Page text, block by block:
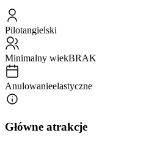
Pilotangielski
Minimalny wiekBRAK
Anulowanieelastyczne
Główne atrakcje